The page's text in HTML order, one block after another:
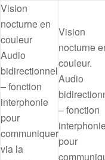
Vision
nocturne en
couleur
Audio
bidirectionnel
– fonction
interphonie
pour
communiquer
via la
Vision
nocturne
couleur.
Audio
– fonction
pour